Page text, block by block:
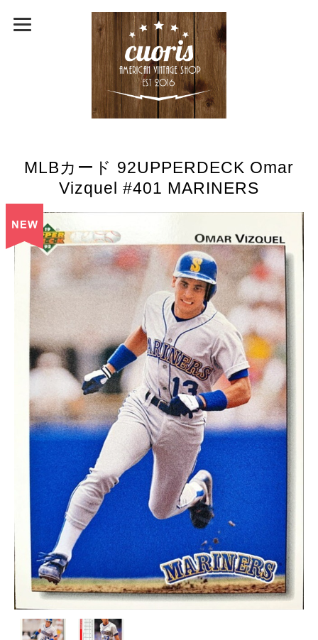
MLBカード 92UPPERDECK Omar
Vizquel #401 MARINERS